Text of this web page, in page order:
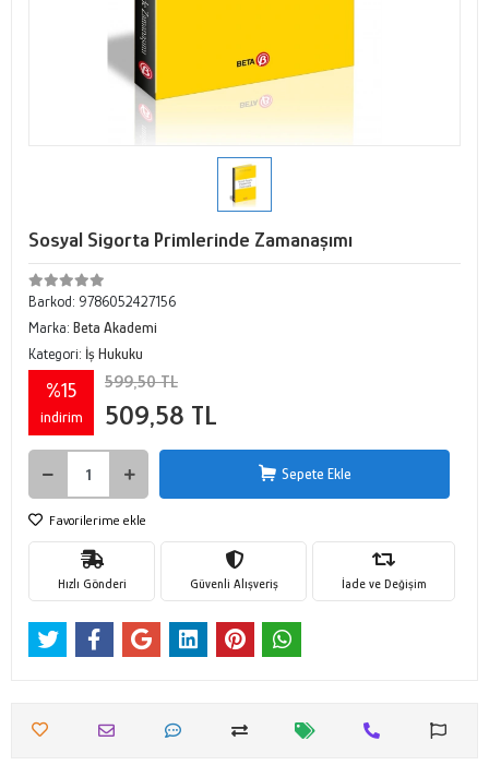
Sosyal Sigorta Primlerinde Zamanaşımı
Barkod: 9786052427156
Marka: Beta Akademi
Kategori: İş Hukuku
%15
indirim
599,50 TL
509,58 TL
Sepete Ekle
Favorilerime ekle
Hızlı Gönderi Güvenli Alışveriş İade ve Değişim